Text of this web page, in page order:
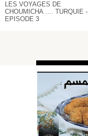
LES VOYAGES DE
CHOUMICHA …. TURQUIE -
EPISODE 3